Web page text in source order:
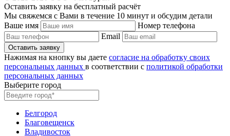
Оставить заявку на бесплатный расчёт
Мы свяжемся с Вами в течение 10 минут и обсудим детали
Ваше имя
Номер телефона
Email
Нажимая на кнопку вы даете согласие на обработку своих
персональных данных в соответствии с политикой обработки
персональных данных
Выберите город
Белгород
Благовещенск
Владивосток